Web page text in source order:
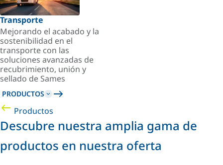
Transporte
Mejorando el acabado y la
sostenibilidad en el
transporte con las
soluciones avanzadas de
recubrimiento, unión y
sellado de Sames
PRODUCTOS
Productos
Descubre nuestra amplia gama de
productos en nuestra oferta